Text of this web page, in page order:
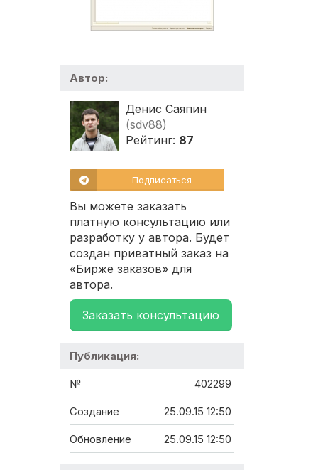
Автор:
Денис Саяпин
(sdv88)
Рейтинг: 87
Подписаться
Вы можете заказать
платную консультацию или
разработку у автора. Будет
создан приватный заказ на
«Бирже заказов» для
автора.
Заказать консультацию
Публикация:
№ 402299
Создание 25.09.15 12:50
Обновление 25.09.15 12:50